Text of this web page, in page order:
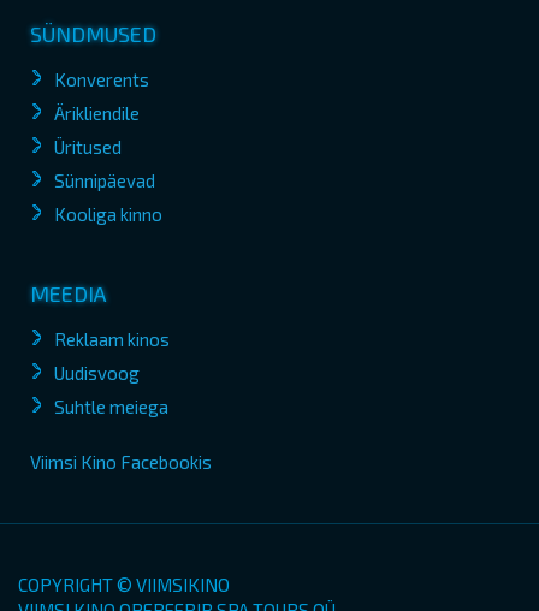
SÜNDMUSED
Konverents
Ärikliendile
Üritused
Sünnipäevad
Kooliga kinno
MEEDIA
Reklaam kinos
Uudisvoog
Suhtle meiega
Viimsi Kino Facebookis
COPYRIGHT © VIIMSIKINO